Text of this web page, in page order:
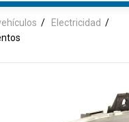
Electricidad